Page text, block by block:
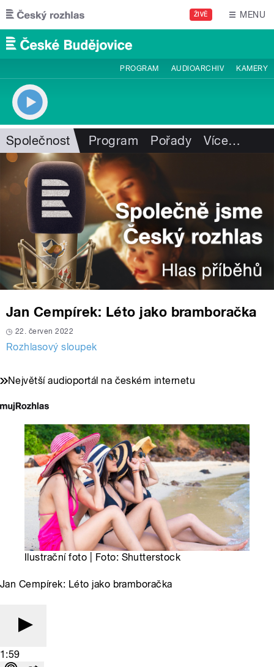
Přejít k hlavnímu obsahu
ŽIVĚ MENU
PROGRAM AUDIOARCHIV KAMERY
Společnost Program Pořady Více…
Jan Cempírek: Léto jako bramboračka
22. červen 2022
Rozhlasový sloupek
Největší audioportál na českém internetu
Ilustrační foto | Foto: Shutterstock
Jan Cempírek: Léto jako bramboračka
1:59